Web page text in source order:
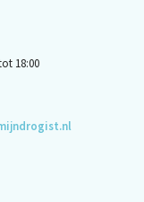
18:00